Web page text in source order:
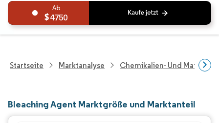
4750
Startseite Marktanalyse Chemikalien- Und
Bleaching Agent Marktgröße und Marktanteil